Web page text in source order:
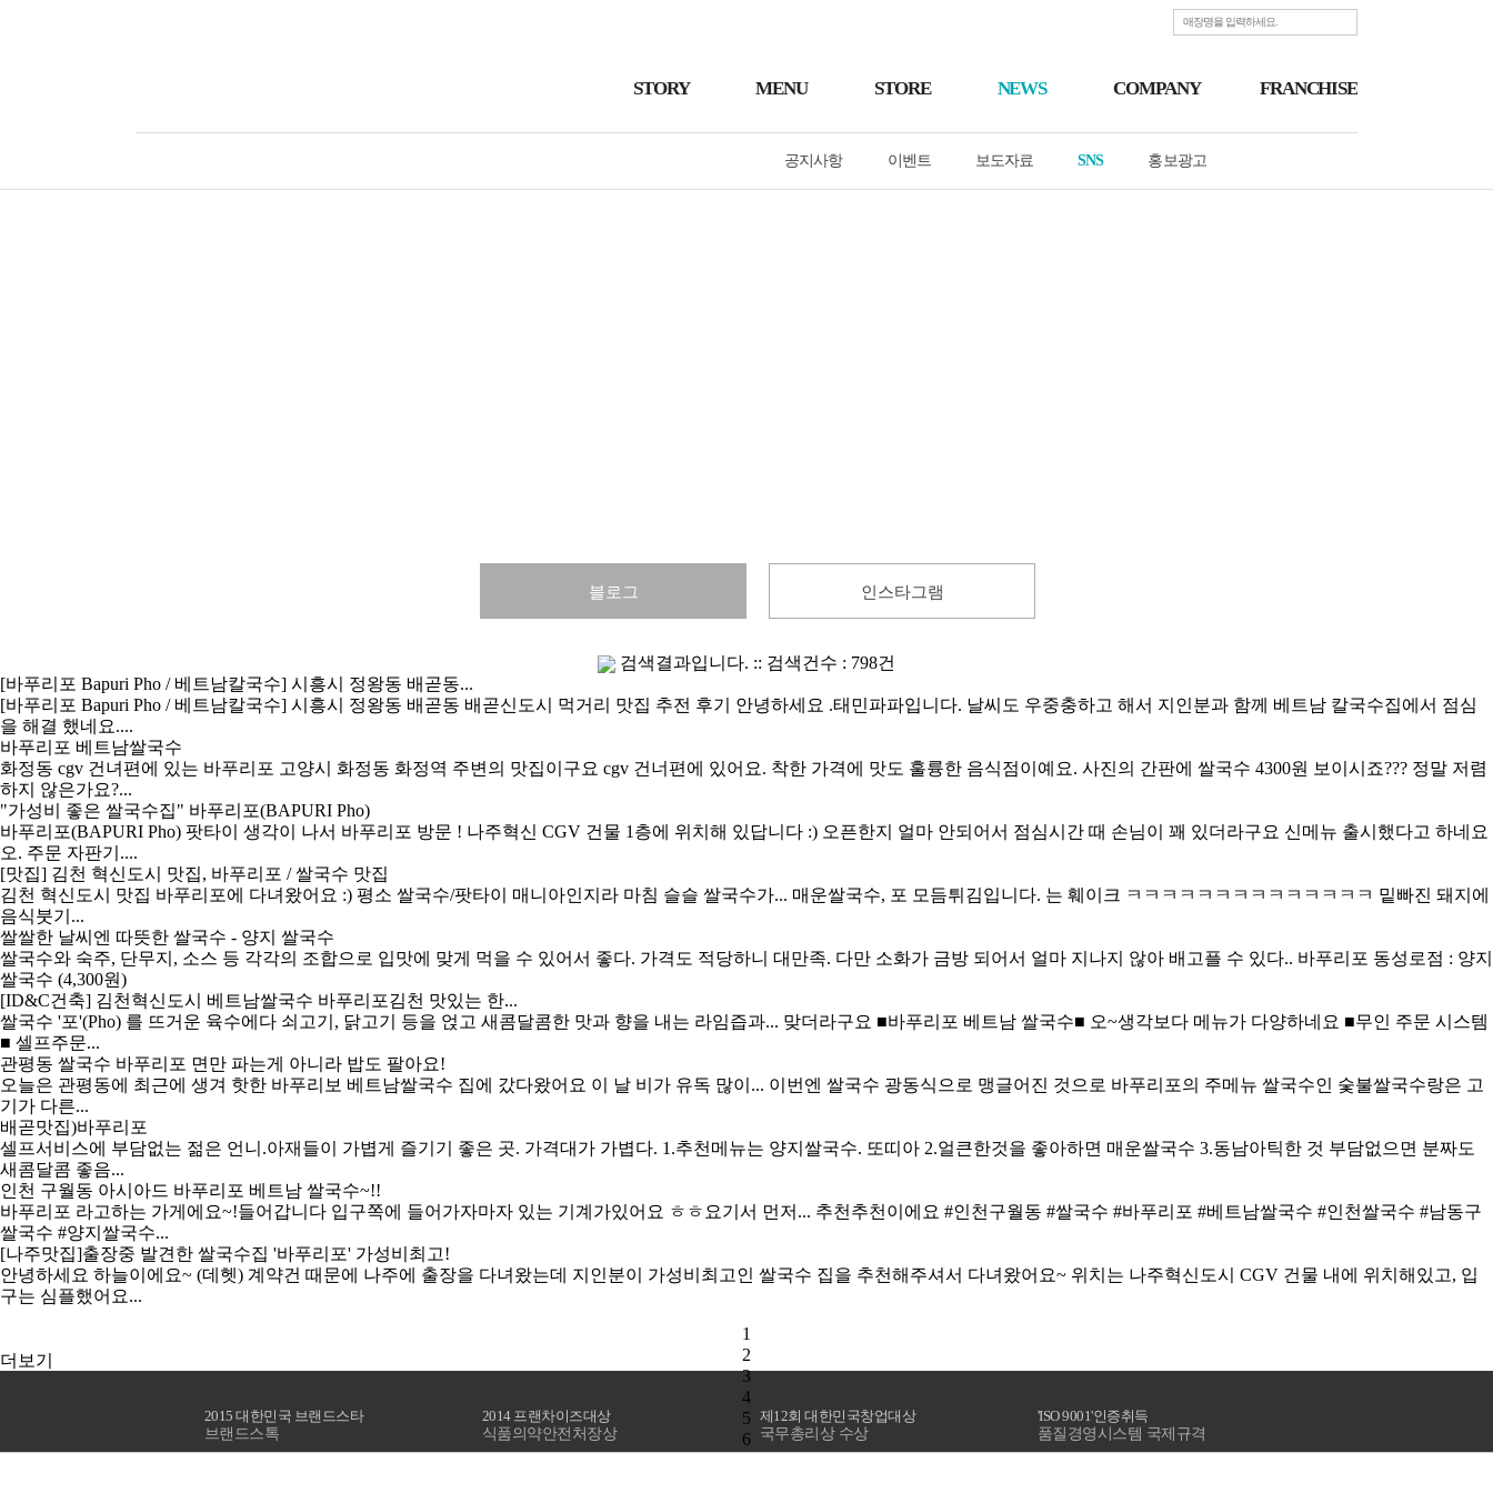
STORY MENU STORE NEWS
공지사항 이벤트 보도자료 SNS 홍보광고
COMPANY FRANCHISE
블로그 인스타그램
검색결과입니다. :: 검색건수 : 798건
[바푸리포 Bapuri Pho / 베트남칼국수] 시흥시 정왕동 배곧동...
[바푸리포 Bapuri Pho / 베트남칼국수] 시흥시 정왕동 배곧동 배곧신도시 먹거리 맛집 추전 후기 안녕하세요 .태민파파입니다. 날씨도 우중충하고 해서 지인분과 함께 베트남 칼국수집에서 점심
을 해결 했네요....
바푸리포 베트남쌀국수
화정동 cgv 건녀편에 있는 바푸리포 고양시 화정동 화정역 주변의 맛집이구요 cgv 건너편에 있어요. 착한 가격에 맛도 훌륭한 음식점이예요. 사진의 간판에 쌀국수 4300원 보이시죠??? 정말 저렴
하지 않은가요?...
"가성비 좋은 쌀국수집" 바푸리포(BAPURI Pho)
바푸리포(BAPURI Pho) 팟타이 생각이 나서 바푸리포 방문 ! 나주혁신 CGV 건물 1층에 위치해 있답니다 :) 오픈한지 얼마 안되어서 점심시간 때 손님이 꽤 있더라구요 신메뉴 출시했다고 하네요
오. 주문 자판기....
[맛집] 김천 혁신도시 맛집, 바푸리포 / 쌀국수 맛집
김천 혁신도시 맛집 바푸리포에 다녀왔어요 :) 평소 쌀국수/팟타이 매니아인지라 마침 슬슬 쌀국수가... 매운쌀국수, 포 모듬튀김입니다. 는 훼이크 ㅋㅋㅋㅋㅋㅋㅋㅋㅋㅋㅋㅋㅋㅋ 밑빠진 돼지에
음식붓기...
쌀쌀한 날씨엔 따뜻한 쌀국수 - 양지 쌀국수
쌀국수와 숙주, 단무지, 소스 등 각각의 조합으로 입맛에 맞게 먹을 수 있어서 좋다. 가격도 적당하니 대만족. 다만 소화가 금방 되어서 얼마 지나지 않아 배고플 수 있다.. 바푸리포 동성로점 : 양지
쌀국수 (4,300원)
[ID&C건축] 김천혁신도시 베트남쌀국수 바푸리포김천 맛있는 한...
쌀국수 '포'(Pho) 를 뜨거운 육수에다 쇠고기, 닭고기 등을 얹고 새콤달콤한 맛과 향을 내는 라임즙과... 맞더라구요 ■바푸리포 베트남 쌀국수■ 오~생각보다 메뉴가 다양하네요 ■무인 주문 시스템
■ 셀프주문...
관평동 쌀국수 바푸리포 면만 파는게 아니라 밥도 팔아요!
오늘은 관평동에 최근에 생겨 핫한 바푸리보 베트남쌀국수 집에 갔다왔어요 이 날 비가 유독 많이... 이번엔 쌀국수 광동식으로 맹글어진 것으로 바푸리포의 주메뉴 쌀국수인 숯불쌀국수랑은 고
기가 다른...
배곧맛집)바푸리포
셀프서비스에 부담없는 젊은 언니.아재들이 가볍게 즐기기 좋은 곳. 가격대가 가볍다. 1.추천메뉴는 양지쌀국수. 또띠아 2.얼큰한것을 좋아하면 매운쌀국수 3.동남아틱한 것 부담없으면 분짜도
새콤달콤 좋음...
인천 구월동 아시아드 바푸리포 베트남 쌀국수~!!
바푸리포 라고하는 가게에요~!들어갑니다 입구쪽에 들어가자마자 있는 기계가있어요 ㅎㅎ요기서 먼저... 추천추천이에요 #인천구월동 #쌀국수 #바푸리포 #베트남쌀국수 #인천쌀국수 #남동구
쌀국수 #양지쌀국수...
[나주맛집]출장중 발견한 쌀국수집 '바푸리포' 가성비최고!
안녕하세요 하늘이에요~ (데헷) 계약건 때문에 나주에 출장을 다녀왔는데 지인분이 가성비최고인 쌀국수 집을 추천해주셔서 다녀왔어요~ 위치는 나주혁신도시 CGV 건물 내에 위치해있고, 입
구는 심플했어요...
1
2
3
4
5
6
더보기
2015 대한민국 브랜드스타
브랜드스톡
2014 프랜차이즈대상
식품의약안전처장상
제12회 대한민국창업대상
국무총리상 수상
'ISO 9001'인증취득
품질경영시스템 국제규격